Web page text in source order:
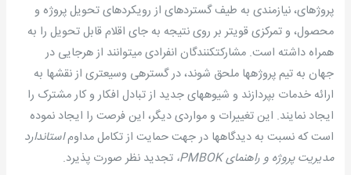
پروژه­ای، نیازمندی به طیف گسترده­ای از رویکردهای تحویل پروژه و
محصول، و تمرکزی قوی­تر بر روی نتیجه به جای اقلام قابل تحویل را به
همراه داشته است. مشارکت­کنندگان انفرادی می­توانند از هرجایی در
جهان به تیم پروژه­ها ملحق شوند، در گستره­ی وسیعتری از نقشها به
ارائه خدمات بپردازند و شیوه­های جدید از تبادل افکار و کار مشترک را
ایجاد نمایند. این تغییرات و مواردی دیگر، این فرصت را ایجاد نموده
است که نسبت به دیدگاهها در جهت حمایت از تکامل مداوماستاندارد
مدیریت پروژه و راهنمایPMBOK، تجدید نظر صورت پذیرد.